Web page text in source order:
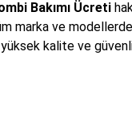
Bakımı Ücreti
marka ve
kalite ve